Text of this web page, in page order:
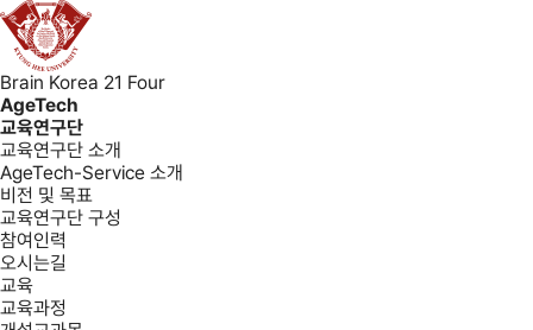
Brain Korea 21 Four
AgeTech
교육연구단
교육연구단 소개
AgeTech-Service 소개
비전 및 목표
교육연구단 구성
참여인력
오시는길
교육
교육과정